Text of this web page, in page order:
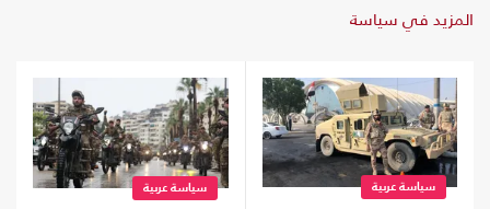
المزيد في سياسة
سياسة عربية سياسة عربية